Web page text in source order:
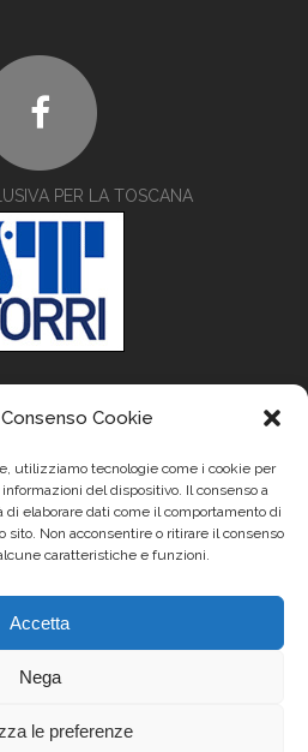
Cookie
utilizziamo tecnologie come i cookie per
del dispositivo. Il consenso a
elaborare dati come il comportamento di
sito. Non acconsentire o ritirare il consenso
caratteristiche e funzioni.
Accetta
Nega
le preferenze
PER LA TOSCANA